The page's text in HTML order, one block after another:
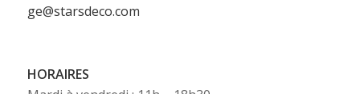
ge@starsdeco.com
HORAIRES